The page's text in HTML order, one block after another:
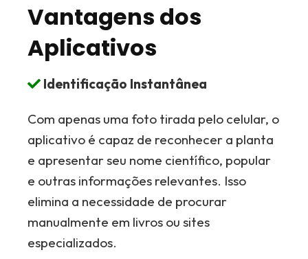
Vantagens dos
Aplicativos
Identificação Instantânea
Com apenas uma foto tirada pelo celular, o
aplicativo é capaz de reconhecer a planta
e apresentar seu nome científico, popular
e outras informações relevantes. Isso
elimina a necessidade de procurar
manualmente em livros ou sites
especializados.